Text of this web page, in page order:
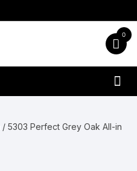
0
/ 5303 Perfect Grey Oak All-in